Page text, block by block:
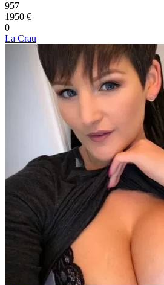
957
1950 €
0
La Crau